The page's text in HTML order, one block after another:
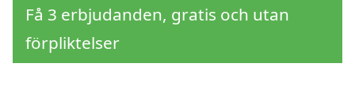
Få 3 erbjudanden, gratis och utan
förpliktelser